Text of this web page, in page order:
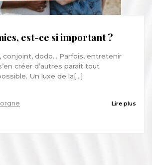
est-ce si important ?
conjoint, dodo… Parfois, entretenir
créer d’autres paraît tout
Un luxe de la[...]
Lire plus